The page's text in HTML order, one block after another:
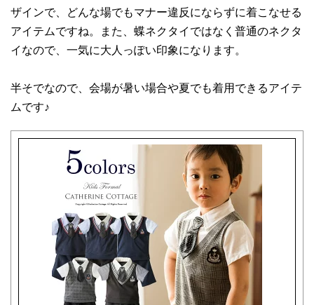
ザインで、どんな場でもマナー違反にならずに着こなせる
アイテムですね。また、蝶ネクタイではなく普通のネクタ
イなので、一気に大人っぽい印象になります。
半そでなので、会場が暑い場合や夏でも着用できるアイテ
ムです♪